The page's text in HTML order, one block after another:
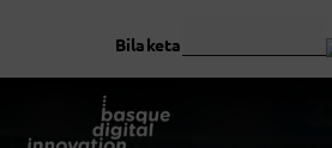
Bilaketa